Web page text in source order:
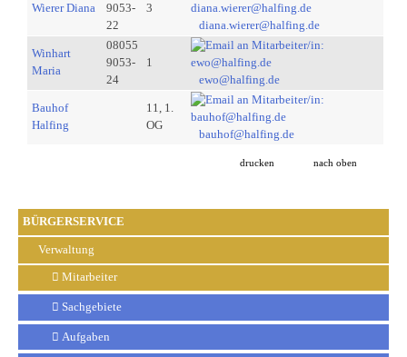
BÜRGERSERVICE
Verwaltung
Mitarbeiter
Sachgebiete
Aufgaben
Wierer Diana
9053-
22
3
diana.wierer@halfing.de
Winhart
Maria
08055
9053-
24
1
ewo@halfing.de
Bauhof
Halfing
11, 1.
OG
bauhof@halfing.de
drucken nach oben